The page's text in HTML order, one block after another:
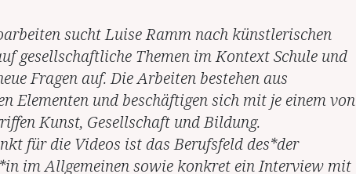
sucht Luise Ramm nach künstlerischen
gesellschaftliche Themen im Kontext Schule und
Fragen auf. Die Arbeiten bestehen aus
Elementen und beschäftigen sich mit je einem von
Kunst, Gesellschaft und Bildung.
für die Videos ist das Berufsfeld des*der
im Allgemeinen sowie konkret ein Interview mit